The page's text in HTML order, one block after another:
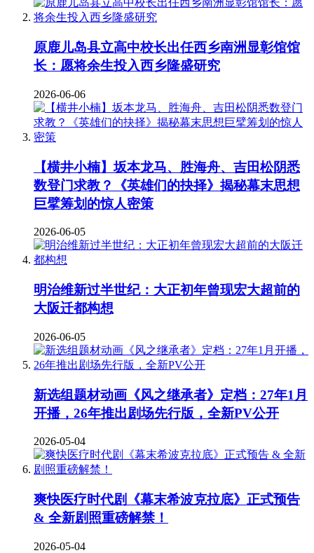
原鹿儿岛县立高中校长出任西乡南洲显彰馆馆
长：愿将余生投入西乡隆盛研究
2026-06-06
【横井小楠】坂本龙马、胜海舟、吉田松阴悉
数登门求教？《英雄们的抉择》揭秘幕末思想
巨擘筹划的惊人密策
2026-06-05
明治维新过半世纪：大正初年曾现宏大超前的
大阪迁都构想
2026-06-05
新选组题材动画《风之继承者》定档：27年1月
开播，26年推出剧场先行版，全新PV公开
2026-05-04
爽快医疗时代剧《幕末希波克拉底》正式预告
& 全新剧照重磅解禁！
2026-05-04